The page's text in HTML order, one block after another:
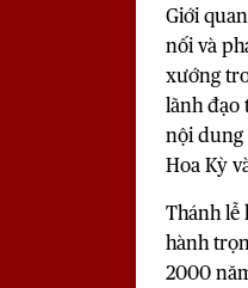
Giới
nối và
xướng
lãnh đạo
nội dung
Hoa Kỳ
Thánh lễ
hành
2000